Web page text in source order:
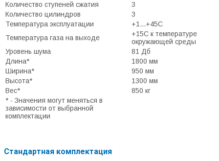
Количество ступеней сжатия
3
Количество цилиндров
3
Температура эксплуатации
+1...+45С
Температура газа на выходе
+15С к температуре
окружающей среды
Уровень шума
81 Дб
Длина*
1800 мм
Ширина*
950 мм
Высота*
1300 мм
Вес*
850 кг
* - Значения могут меняться в
зависимости от выбранной
комплектации
Стандартная комплектация